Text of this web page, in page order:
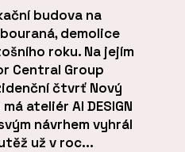
budova na
demolice
roku. Na jejím
Central Group
čtvrť Nový
ateliér AI DESIGN
návrhem vyhrál
už v roc...